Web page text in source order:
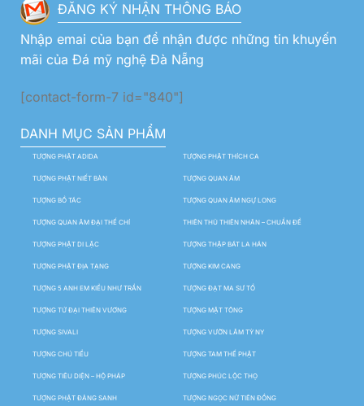
ĐĂNG KÝ NHẬN THÔNG BÁO
Nhập emai của bạn để nhận được những tin khuyến
mãi của Đá mỹ nghệ Đà Nẵng
[contact-form-7 id="840"]
DANH MỤC SẢN PHẨM
TƯỢNG PHẬT ADIDA TƯỢNG PHẬT THÍCH CA
TƯỢNG PHẬT NIẾT BÀN TƯỢNG QUAN ÂM
TƯỢNG BỒ TÁC TƯỢNG QUAN ÂM NGỰ LONG
TƯỢNG QUAN ÂM ĐẠI THẾ CHÍ THIÊN THỦ THIÊN NHÃN – CHUẨN ĐỀ
TƯỢNG PHẬT DI LẶC TƯỢNG THẬP BÁT LA HÁN
TƯỢNG PHẬT ĐỊA TẠNG TƯỢNG KIM CANG
TƯỢNG 5 ANH EM KIỀU NHƯ TRẦN TƯỢNG ĐẠT MA SƯ TỔ
TƯỢNG TỨ ĐẠI THIÊN VƯƠNG TƯỢNG MẬT TÔNG
TƯỢNG SIVALI TƯỢNG VƯỜN LÂM TỲ NY
TƯỢNG CHÚ TIỂU TƯỢNG TAM THẾ PHẬT
TƯỢNG TIÊU DIỆN – HỘ PHÁP TƯỢNG PHÚC LỘC THỌ
TƯỢNG PHẬT ĐẢNG SANH TƯỢNG NGỌC NỮ TIÊN ĐỒNG